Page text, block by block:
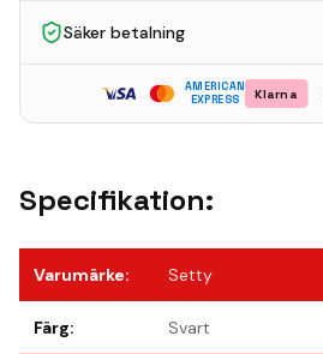
Säker betalning
AMERICAN
EXPRESS
Klarna
Specifikation:
Varumärke: Setty
Färg: Svart